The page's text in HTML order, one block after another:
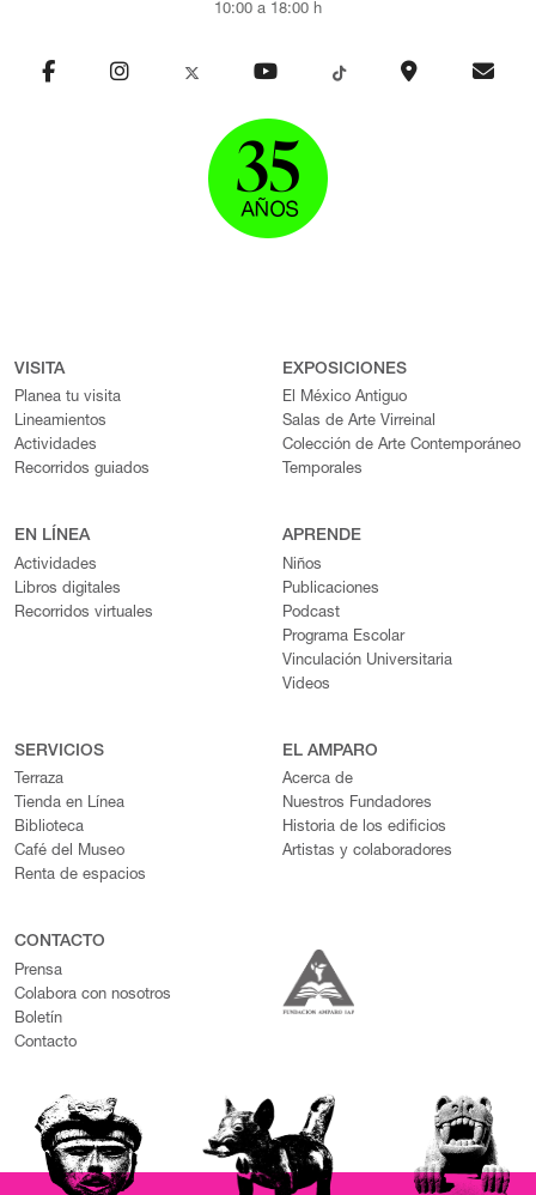
10:00 a 18:00 h
VISITA
Planea tu visita
Lineamientos
Actividades
Recorridos guiados
EXPOSICIONES
El México Antiguo
Salas de Arte Virreinal
Colección de Arte Contemporáneo
Temporales
EN LÍNEA
Actividades
Libros digitales
Recorridos virtuales
APRENDE
Niños
Publicaciones
Podcast
Programa Escolar
Vinculación Universitaria
Videos
SERVICIOS
Terraza
Tienda en Línea
Biblioteca
Café del Museo
Renta de espacios
EL AMPARO
Acerca de
Nuestros Fundadores
Historia de los edificios
Artistas y colaboradores
CONTACTO
Prensa
Colabora con nosotros
Boletín
Contacto